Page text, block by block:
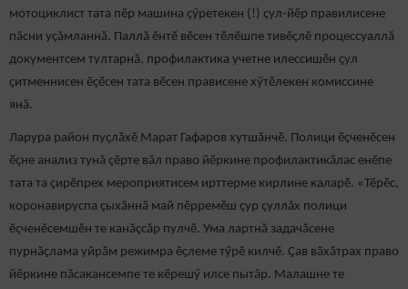
мотоциклист тата пӗр машина çӳретекен (!) ҫул-йӗр правилисене
пӑсни уçăмланнă. Паллă ӗнтӗ вӗсен тӗлӗшпе тивӗҫлӗ процессуаллă
документсем тултарнӑ, профилактика учетне илессишӗн ҫул
ҫитменнисен ӗçӗсен тата вӗсен прависене хӳтӗлекен комиссине
янă.
Ларура район пуҫлӑхӗ Марат Гафаров хутшӑнчӗ. Полици ӗçченӗсен
ӗҫне анализ тунă çӗрте вăл право йӗркине профилактикăлас енӗпе
тата та çирӗпрех мероприятисем ирттерме кирлине каларӗ. «Тӗрӗс,
коронавируспа çыхăннă май пӗрремӗш çур çуллăх полици
ӗçченӗсемшӗн те канăçсăр пулчӗ. Ума лартнӑ задачӑсене
пурнӑҫлама уйрӑм режимра ӗҫлеме тӳрӗ килчӗ. Ҫав вӑхӑтрах право
йӗркине пӑсакансемпе те кӗрешӳ илсе пытăр. Малашне те